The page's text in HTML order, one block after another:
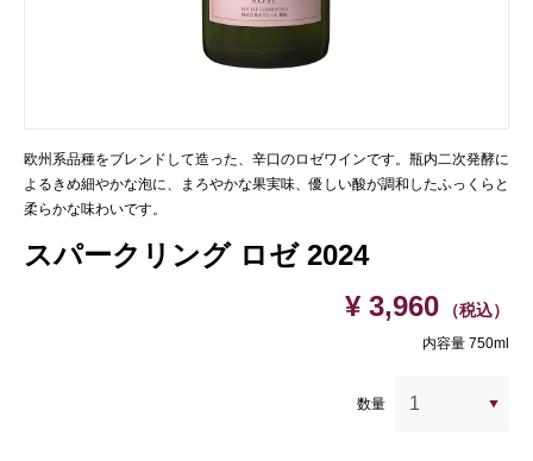
欧州系品種をブレンドして造った、辛口のロゼワインです。瓶内二次発酵に
よるきめ細やかな泡に、まろやかな果実味、優しい酸が調和したふっくらと
柔らかな味わいです。
スパークリング ロゼ 2024
¥ 3,960
（税込）
内容量 750ml
数量